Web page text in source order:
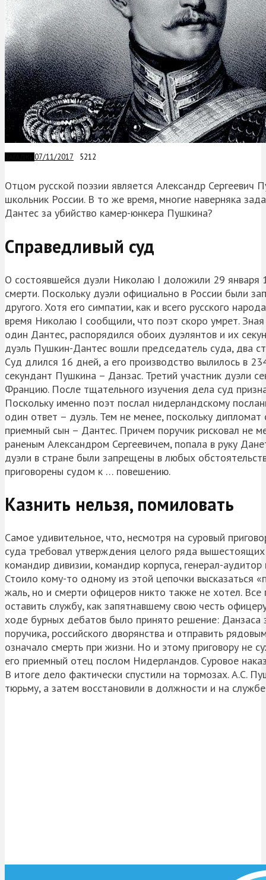
07/11/2017 5212
Отцом русской поэзии является Александр Сергеевич
школьник России. В то же время, многие наверняка
Дантес за убийство камер-юнкера Пушкина?
Справедливый суд
О состоявшейся дуэли Николаю I доложили 29
смерти. Поскольку дуэли официально в России были
другого. Хотя его симпатии, как и всего русского
время Николаю I сообщили, что поэт скоро умрет.
один Дантес, распорядился обоих дуэлянтов и их
дуэль Пушкин-Дантес вошли председатель суда, два
Суд длился 16 дней, а его производство вылилось в
секундант Пушкина – Данзас. Третий участник дуэли
Францию. После тщательного изучения дела суд
Поскольку именно поэт послал нидерландскому
один ответ – дуэль. Тем не менее, поскольку
приемный сын – Дантес. Причем поручик рисковал не
раненым Александром Сергеевичем, попала в руку
дуэли в стране были запрещены в любых
приговорены судом к … повешению.
Казнить нельзя, помиловать
Самое удивительное, что, несмотря на суровый
суда требовал утверждения целого ряда
командир дивизии, командир корпуса, генерал-
Стоило кому-то одному из этой цепочки высказаться
жаль, но и смерти офицеров никто также не хотел.
оставить службу, как запятнавшему свою честь
ходе бурных дебатов было принято решение: Данзаса
поручика, российского дворянства и отправить
означало смерть при жизни. Но и этому приговору не
его приемный отец послом Нидерландов. Суровое
В итоге дело фактически спустили на тормозах. А.С.
тюрьму, а затем восстановили в должности и на